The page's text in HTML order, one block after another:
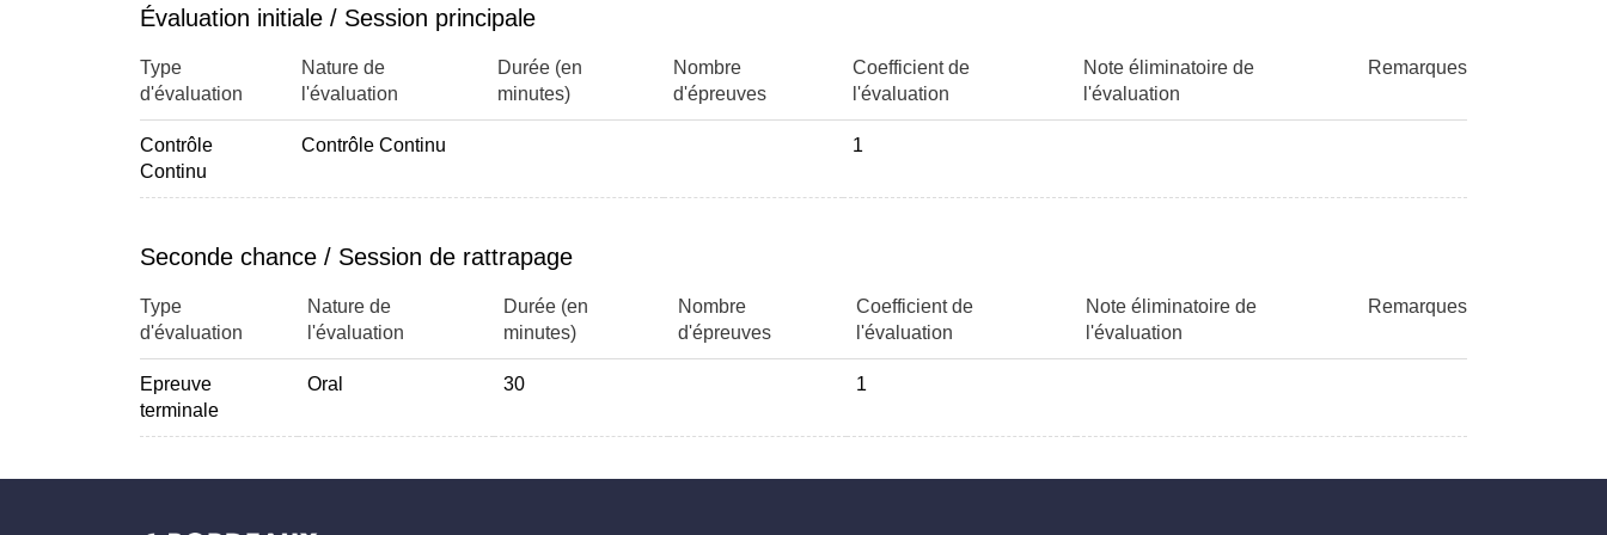
Évaluation initiale / Session principale
Type
d'évaluation
Nature de
l'évaluation
Durée (en
minutes)
Nombre
d'épreuves
Coefficient de
l'évaluation
Note éliminatoire de
l'évaluation
Remarques
Contrôle
Continu
Contrôle Continu 1
Seconde chance / Session de rattrapage
Type
d'évaluation
Nature de
l'évaluation
Durée (en
minutes)
Nombre
d'épreuves
Coefficient de
l'évaluation
Note éliminatoire de
l'évaluation
Remarques
Epreuve
terminale
Oral 30 1